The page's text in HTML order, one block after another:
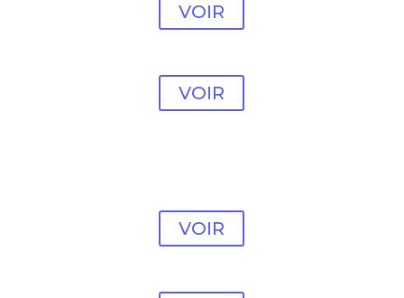
VOIR
Modèle vente en ligne
VOIR
VOIR
Modèle vente en ligne